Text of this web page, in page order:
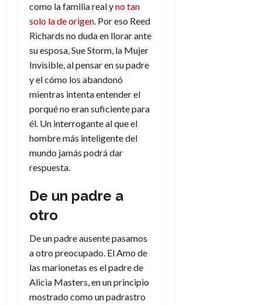
como la familia real yno tan
solo la de origen. Por eso Reed
Richards no duda en llorar ante
su esposa, Sue Storm, la Mujer
Invisible, al pensar en su padre
y el cómo los abandonó
mientras intenta entender el
porqué no eran suficiente para
él. Un interrogante al que el
hombre más inteligente del
mundo jamás podrá dar
respuesta.
De un padre a
otro
De un padre ausente pasamos
a otro preocupado. El Amo de
las marionetas es el padre de
Alicia Masters, en un principio
mostrado como un padrastro